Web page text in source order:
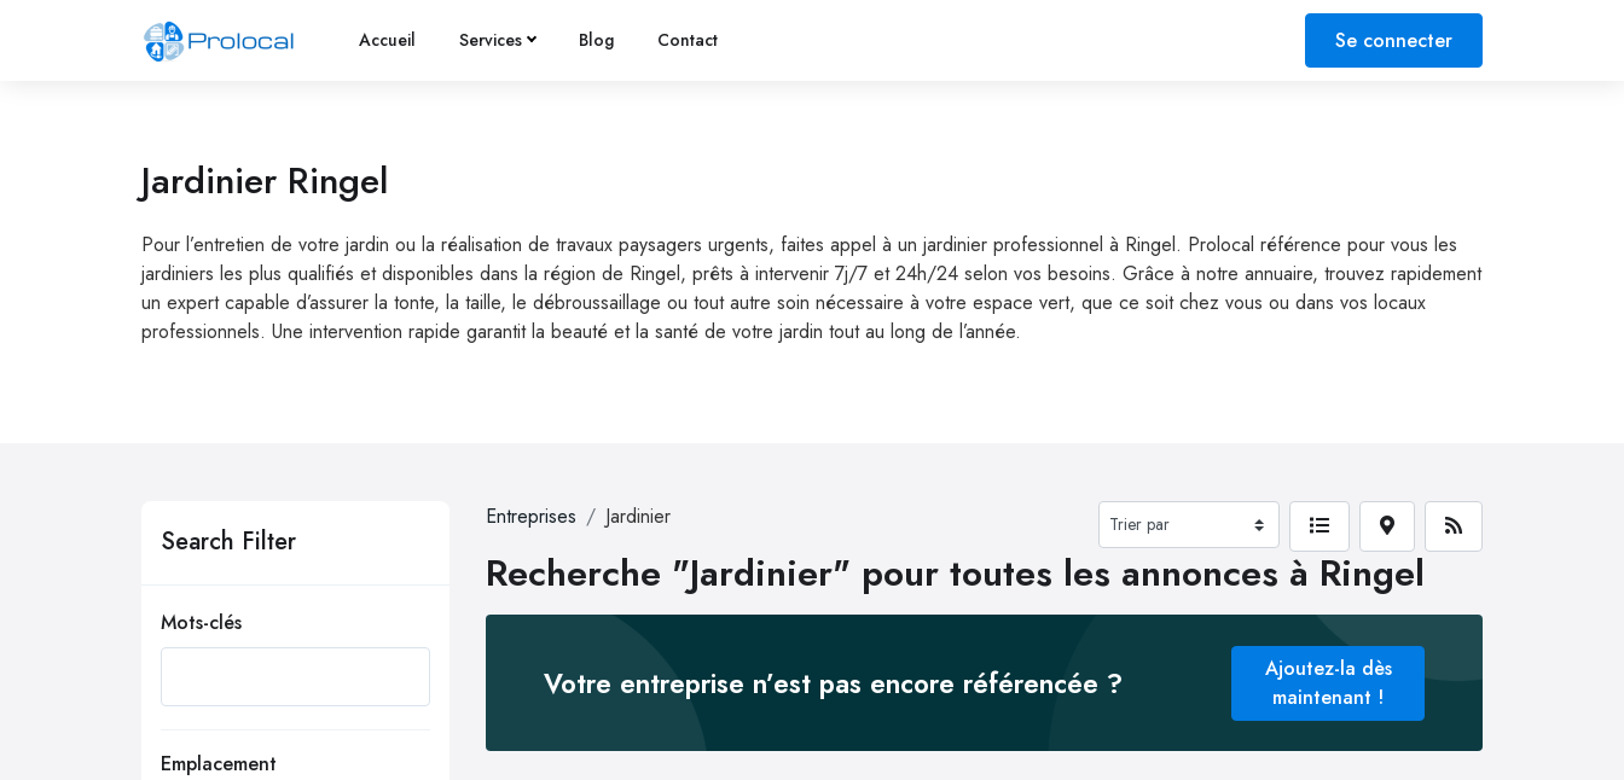
Accueil Services Blog Contact Se connecter
Jardinier Ringel
Pour l’entretien de votre jardin ou la réalisation de travaux paysagers urgents, faites appel à un jardinier professionnel à Ringel. Prolocal référence pour vous les
jardiniers les plus qualifiés et disponibles dans la région de Ringel, prêts à intervenir 7j/7 et 24h/24 selon vos besoins. Grâce à notre annuaire, trouvez rapidement
un expert capable d’assurer la tonte, la taille, le débroussaillage ou tout autre soin nécessaire à votre espace vert, que ce soit chez vous ou dans vos locaux
professionnels. Une intervention rapide garantit la beauté et la santé de votre jardin tout au long de l’année.
Search Filter
Mots-clés
Emplacement
Entreprises Jardinier
Recherche "Jardinier" pour toutes les annonces à Ringel
Votre entreprise n’est pas encore référencée ?
Ajoutez-la dès
maintenant !